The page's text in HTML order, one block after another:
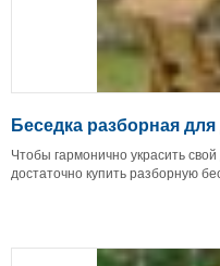
Беседка разборная для
Чтобы гармонично украсить
достаточно купить разборную